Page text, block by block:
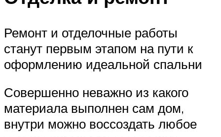
Ремонт и отделочные работы
станут первым этапом на пути к
оформлению идеальной спальни
Совершенно неважно из какого
материала выполнен сам дом,
внутри можно воссоздать любое